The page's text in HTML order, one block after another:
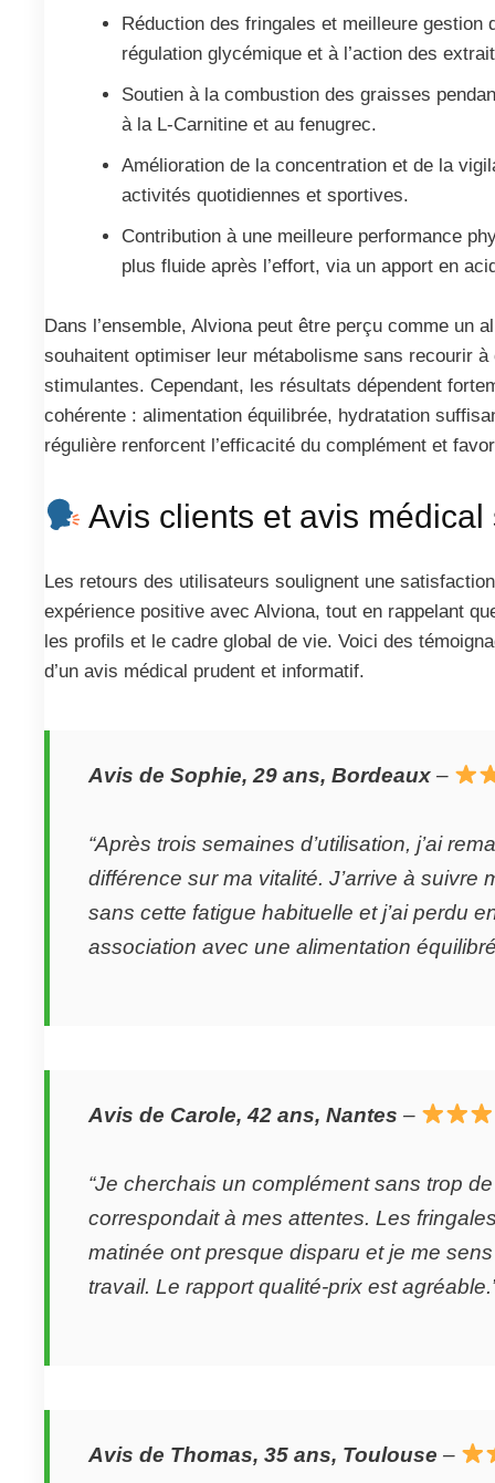
Réduction des fringales et meilleure gestion
régulation glycémique et à l’action des
Soutien à la combustion des graisses
à la L-Carnitine et au fenugrec.
Amélioration de la concentration et de la
activités quotidiennes et sportives.
Contribution à une meilleure performance
plus fluide après l’effort, via un apport en
Dans l’ensemble, Alviona peut être perçu comme un
souhaitent optimiser leur métabolisme sans recourir
stimulantes. Cependant, les résultats dépendent
cohérente : alimentation équilibrée, hydratation
régulière renforcent l’efficacité du complément et
Avis clients et avis médical
Les retours des utilisateurs soulignent une
expérience positive avec Alviona, tout en rappelant
les profils et le cadre global de vie. Voici des
d’un avis médical prudent et informatif.
Avis de Sophie, 29 ans, Bordeaux –
“Après trois semaines d’utilisation, j’ai
différence sur ma vitalité. J’arrive à suivre
sans cette fatigue habituelle et j’ai perdu
association avec une alimentation
Avis de Carole, 42 ans, Nantes –
“Je cherchais un complément sans trop
correspondait à mes attentes. Les
matinée ont presque disparu et je me
travail. Le rapport qualité-prix est
Avis de Thomas, 35 ans, Toulouse –